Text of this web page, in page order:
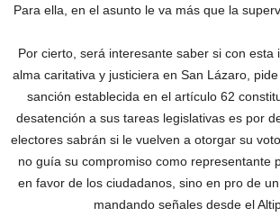
Para ella, en el asunto le va más que la
Por cierto, será interesante saber si con esta
alma caritativa y justiciera en San Lázaro,
sanción establecida en el artículo 62
desatención a sus tareas legislativas es por
electores sabrán si le vuelven a otorgar su
no guía su compromiso como representante
en favor de los ciudadanos, sino en pro de
mandando señales desde el